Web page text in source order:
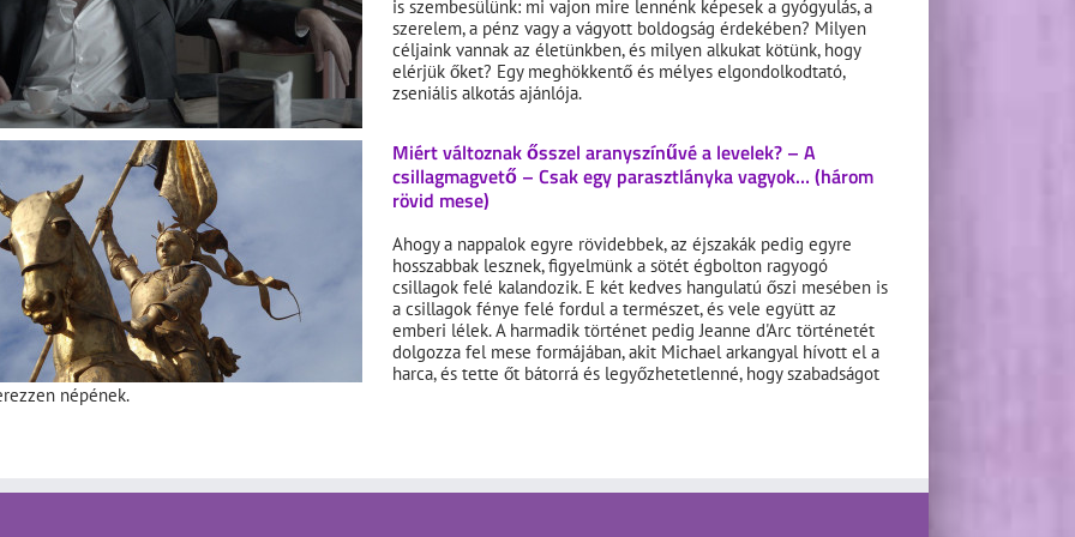
is szembesülünk: mi vajon mire lennénk képesek a gyógyulás, a
szerelem, a pénz vagy a vágyott boldogság érdekében? Milyen
céljaink vannak az életünkben, és milyen alkukat kötünk, hogy
elérjük őket? Egy meghökkentő és mélyes elgondolkodtató,
zseniális alkotás ajánlója.
Miért változnak ősszel aranyszínűvé a levelek? – A
csillagmagvető – Csak egy parasztlányka vagyok… (három
rövid mese)
Ahogy a nappalok egyre rövidebbek, az éjszakák pedig egyre
hosszabbak lesznek, figyelmünk a sötét égbolton ragyogó
csillagok felé kalandozik. E két kedves hangulatú őszi mesében is
a csillagok fénye felé fordul a természet, és vele együtt az
emberi lélek. A harmadik történet pedig Jeanne d'Arc történetét
dolgozza fel mese formájában, akit Michael arkangyal hívott el a
harca, és tette őt bátorrá és legyőzhetetlenné, hogy szabadságot
népének.